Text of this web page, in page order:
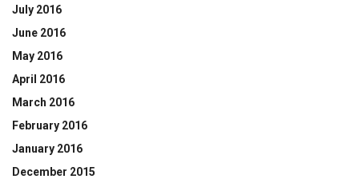
July 2016
June 2016
May 2016
April 2016
March 2016
February 2016
January 2016
December 2015